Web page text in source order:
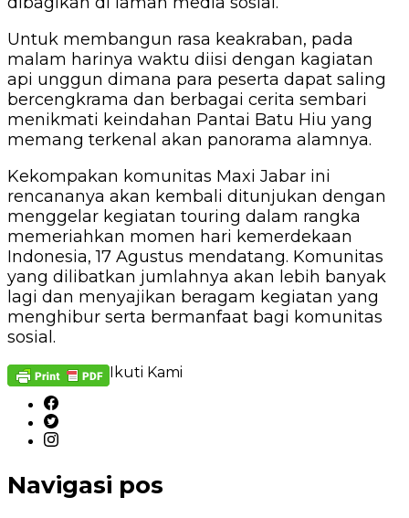
Untuk membangun rasa keakraban, pada
malam harinya waktu diisi dengan kagiatan
api unggun dimana para peserta dapat saling
bercengkrama dan berbagai cerita sembari
menikmati keindahan Pantai Batu Hiu yang
memang terkenal akan panorama alamnya.
Kekompakan komunitas Maxi Jabar ini
rencananya akan kembali ditunjukan dengan
menggelar kegiatan touring dalam rangka
memeriahkan momen hari kemerdekaan
Indonesia, 17 Agustus mendatang. Komunitas
yang dilibatkan jumlahnya akan lebih banyak
lagi dan menyajikan beragam kegiatan yang
menghibur serta bermanfaat bagi komunitas
sosial.
Ikuti Kami
Navigasi pos